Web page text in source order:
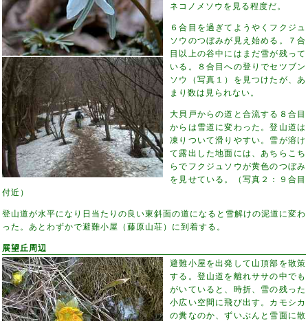
ネコノメソウを見る程度だ。
６合目を過ぎてようやくフクジュ
ソウのつぼみが見え始める。７合
目以上の谷中にはまだ雪が残って
いる。８合目への登りでセツブン
ソウ（写真１）を見つけたが、あ
まり数は見られない。
大貝戸からの道と合流する８合目
からは雪道に変わった。登山道は
凍りついて滑りやすい。雪が溶け
て露出した地面には、あちらこち
らでフクジュソウが黄色のつぼみ
を見せている。（写真２：９合目
付近）
登山道が水平になり日当たりの良い東斜面の道になると雪解けの泥道に変わ
った。あとわずかで避難小屋（藤原山荘）に到着する。
展望丘周辺
避難小屋を出発して山頂部を散策
する。登山道を離れササの中でも
がいていると、時折、雪の残った
小広い空間に飛び出す。カモシカ
の糞なのか、ずいぶんと雪面に散